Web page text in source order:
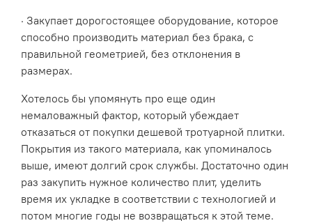
· Закупает дорогостоящее оборудование, которое
способно производить материал без брака, с
правильной геометрией, без отклонения в
размерах.
Хотелось бы упомянуть про еще один
немаловажный фактор, который убеждает
отказаться от покупки дешевой тротуарной плитки.
Покрытия из такого материала, как упоминалось
выше, имеют долгий срок службы. Достаточно один
раз закупить нужное количество плит, уделить
время их укладке в соответствии с технологией и
потом многие годы не возвращаться к этой теме.